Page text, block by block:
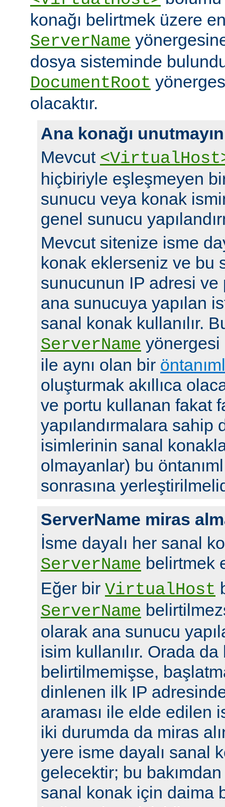
konağı belirtmek üzere
ServerName
dosya sisteminde
DocumentRoot
olacaktır.
Ana konağı unutmayın
Mevcut
hiçbiriyle eşleşmeyen
sunucu veya konak
genel sunucu
Mevcut sitenize isme
konak eklerseniz ve bu
sunucunun IP adresi
ana sunucuya yapılan
sanal konak kullanılır.
ServerName
ile aynı olan bir
oluşturmak akıllıca
ve portu kullanan fakat
yapılandırmalara sahip
isimlerinin sanal
olmayanlar) bu
sonrasına
ServerName miras
İsme dayalı her sanal
ServerName belirtmek
Eğer bir VirtualHost
ServerName
olarak ana sunucu
isim kullanılır. Orada
belirtilmemişse,
dinlenen ilk IP
araması ile elde edilen
iki durumda da miras
yere isme dayalı sanal
gelecektir; bu
sanal konak için daima